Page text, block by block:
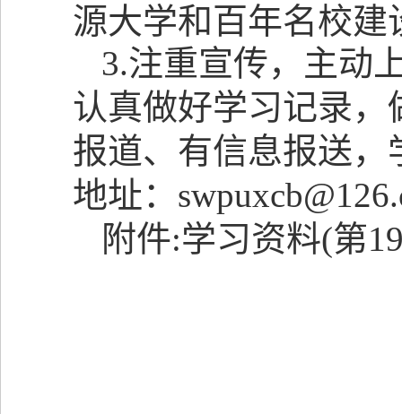
源大学和百年名校建
3.注重宣传，主动
认真做好学习记录
报道、有信息报送
地址：
附件:学习资料(第